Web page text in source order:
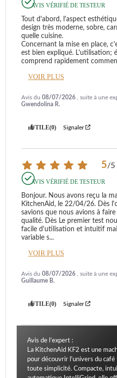
AVIS VÉRIFIÉ DE TESTEUR
Tout d'abord, l'aspect
design très moderne, sobre,
quelle cuisine.
Concernant la mise en place,
est bien expliqué. L'utilisation;
comprend rapidement
VOIR PLUS
Avis du 08/07/2026 , suite à une
Gwendolina R.
UTILE(0) Signaler
5/5
AVIS VÉRIFIÉ DE TESTEUR
Bonjour. Nous avons reçu la
KitchenAid, le 22/04/26. Dès
savions que nous avions à
qualité. Dès Le premier test
facile d'utilisation et intuitif
variable s...
VOIR PLUS
Avis du 08/07/2026 , suite à une
Guillaume B.
UTILE(0) Signaler
Avis de l'expert :
La KitchenAid KF2 est une
pour découvrir l'univers du
toute simplicité. Compacte,